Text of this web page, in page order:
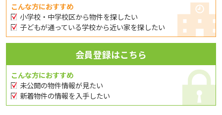
こんな方におすすめ
小学校・中学校区から物件を探したい
子どもが通っている学校から近い家を探したい
会員登録はこちら
こんな方におすすめ
未公開の物件情報が見たい
新着物件の情報を入手したい